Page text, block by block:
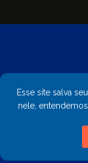
Esse site salva
nele,
Copyright ©